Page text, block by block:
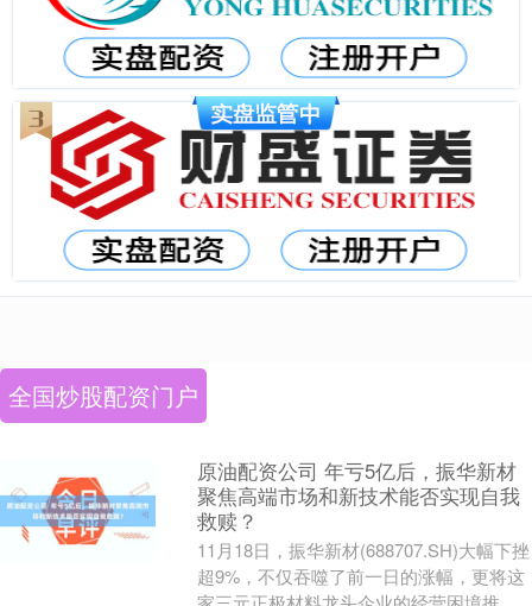
全国炒股配资门户
原油配资公司 年亏5亿后，振华新材
聚焦高端市场和新技术能否实现自我
救赎？
11月18日，振华新材(688707.SH)大幅下挫
超9%，不仅吞噬了前一日的涨幅，更将这